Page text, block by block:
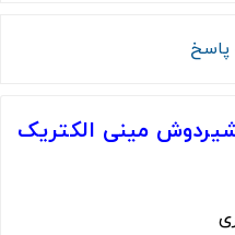
مینی الکتریک